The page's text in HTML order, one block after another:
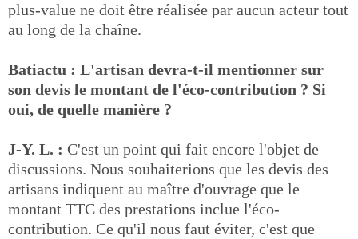
plus-value ne doit être réalisée par aucun acteur tout
au long de la chaîne.
Batiactu : L'artisan devra-t-il mentionner sur
son devis le montant de l'éco-contribution ? Si
oui, de quelle manière ?
J-Y. L. : C'est un point qui fait encore l'objet de
discussions. Nous souhaiterions que les devis des
artisans indiquent au maître d'ouvrage que le
montant TTC des prestations inclue l'éco-
contribution. Ce qu'il nous faut éviter, c'est que